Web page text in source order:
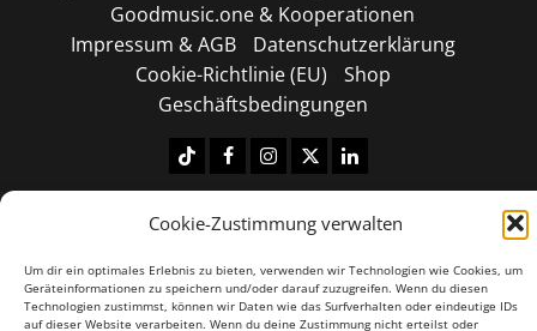
Cookie-Zustimmung verwalten
Um dir ein optimales Erlebnis zu bieten, verwenden wir Technologien wie Cookies, um
Geräteinformationen zu speichern und/oder darauf zuzugreifen. Wenn du diesen
Technologien zustimmst, können wir Daten wie das Surfverhalten oder eindeutige IDs
auf dieser Website verarbeiten. Wenn du deine Zustimmung nicht erteilst oder
Goodmusic.one & Kooperationen
Impressum & AGB
Datenschutzerklärung
Cookie-Richtlinie (EU)
Shop
Geschäftsbedingungen
TiktokFacebook
Instagram
X LinkedIN
Copyright © 2026 All rights reserved.|MoreNews
by